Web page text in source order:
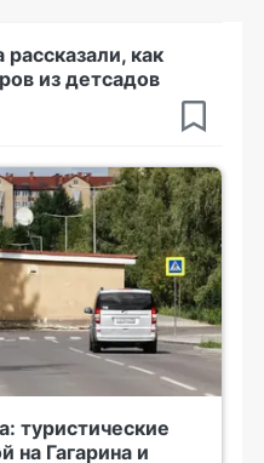
как
из детсадов
туристические
на Гагарина и